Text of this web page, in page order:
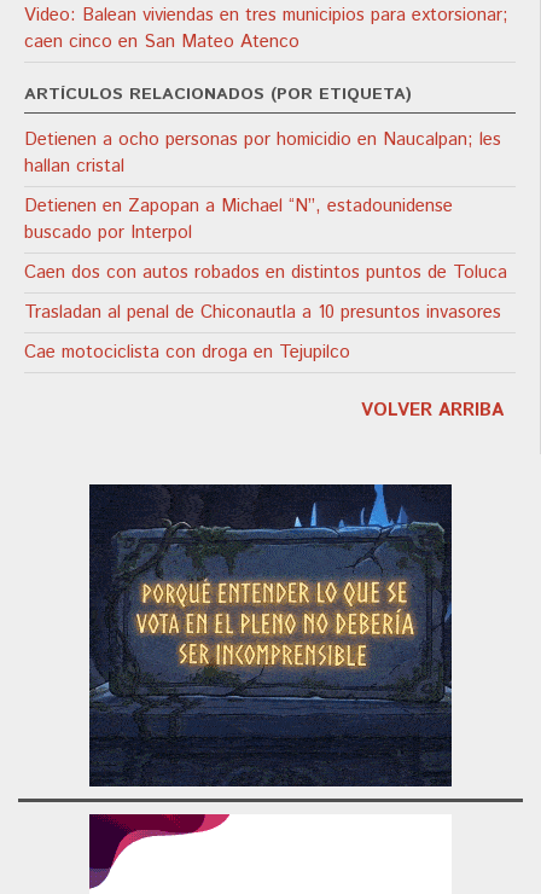
Video: Balean viviendas en tres municipios para extorsionar;
caen cinco en San Mateo Atenco
ARTÍCULOS RELACIONADOS (POR ETIQUETA)
Detienen a ocho personas por homicidio en Naucalpan; les
hallan cristal
Detienen en Zapopan a Michael “N”, estadounidense
buscado por Interpol
Caen dos con autos robados en distintos puntos de Toluca
Trasladan al penal de Chiconautla a 10 presuntos invasores
Cae motociclista con droga en Tejupilco
VOLVER ARRIBA